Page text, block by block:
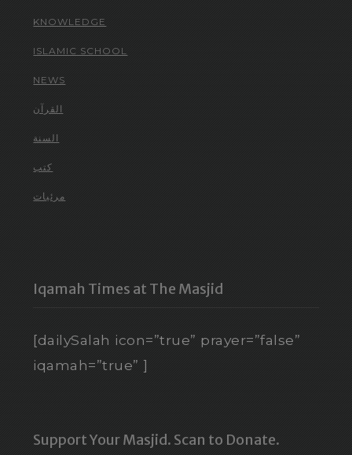
KNOWLEDGE
ISLAMIC SCHOOL
NEWS
القرآن
السنة
كتب
مرئيات
Iqamah Times at The Masjid
[dailySalah icon=”true” prayer=”false”
iqamah=”true” ]
Support Your Masjid. Scan to Donate.